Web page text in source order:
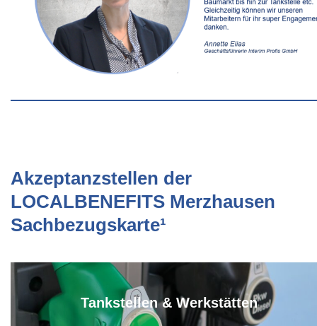
Akzeptanzstellen der
LOCALBENEFITS Merzhausen
Sachbezugskarte¹
Tankstellen & Werkstätten